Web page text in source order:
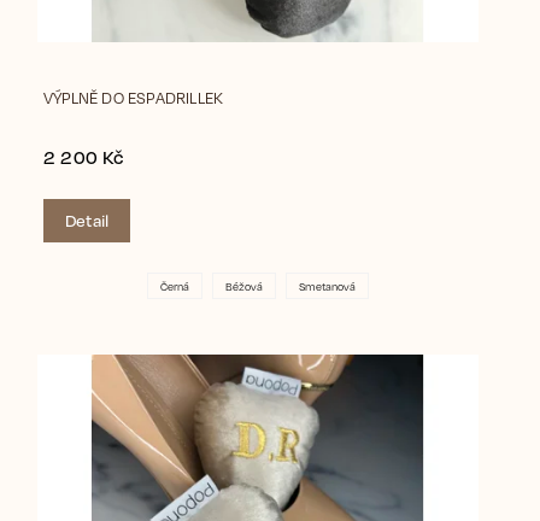
VÝPLNĚ DO ESPADRILLEK
2 200 Kč
Detail
Černá Béžová Smetanová